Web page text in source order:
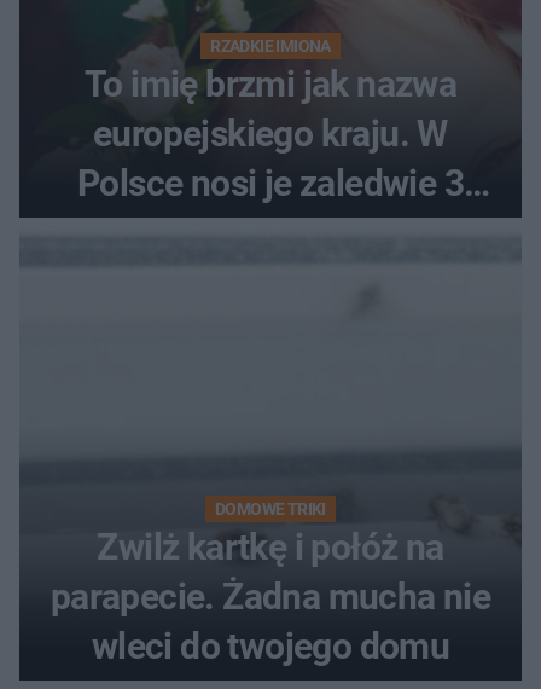
RZADKIE IMIONA
To imię brzmi jak nazwa
europejskiego kraju. W
Polsce nosi je zaledwie 3
kobiety
DOMOWE TRIKI
Zwilż kartkę i połóż na
parapecie. Żadna mucha nie
wleci do twojego domu